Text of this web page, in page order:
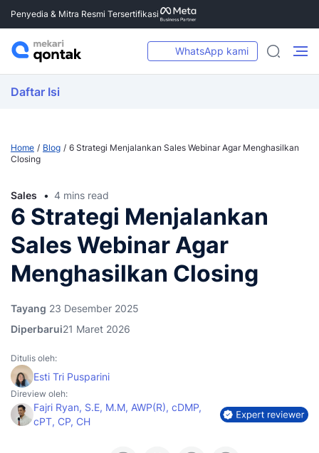
Penyedia & Mitra Resmi Tersertifikasi
WhatsApp kami
Daftar Isi
Home Blog
6 Strategi Menjalankan Sales Webinar Agar Menghasilkan
Closing
Sales 4 mins read
6 Strategi Menjalankan
Sales Webinar Agar
Menghasilkan Closing
Tayang 23 Desember 2025
Diperbarui21 Maret 2026
Ditulis oleh:
Esti Tri Pusparini
Direview oleh:
Fajri Ryan, S.E, M.M, AWP(R), cDMP,
cPT, CP, CH